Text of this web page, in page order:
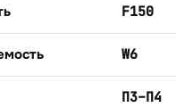
F150
W6
П3–П4